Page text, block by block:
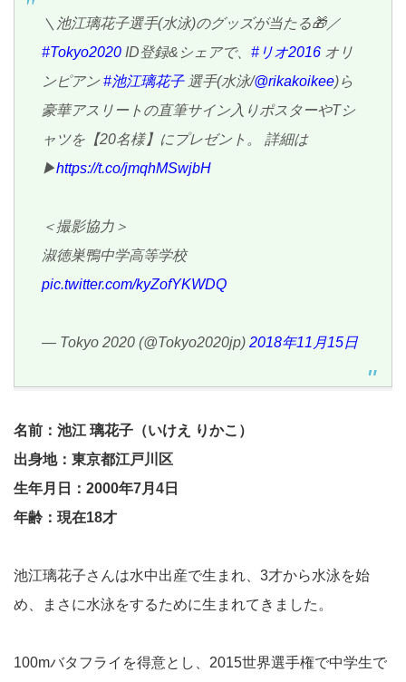
＼池江璃花子選手(水泳)のグッズが当たる🎁／
#Tokyo2020 ID登録&シェアで、 #リオ2016 オリ
ンピアン#池江璃花子選手(水泳/@rikakoikee)ら
豪華アスリートの直筆サイン入りポスターやTシ
ャツを【20名様】にプレゼント。 詳細は
▶https://t.co/jmqhMSwjbH
＜撮影協力＞
淑徳巣鴨中学高等学校
pic.twitter.com/kyZofYKWDQ
— Tokyo 2020 (@Tokyo2020jp) 2018年11月15日
名前：池江 璃花子（いけえ りかこ）
出身地：東京都江戸川区
生年月日：2000年7月4日
年齢：現在18才
池江璃花子さんは水中出産で生まれ、3才から水泳を始
め、まさに水泳をするために生まれてきました。
100mバタフライを得意とし、2015世界選手権で中学生で